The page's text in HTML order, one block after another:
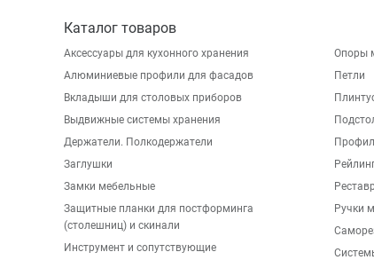
Каталог товаров
Аксессуары для кухонного хранения
Алюминиевые профили для фасадов
Вкладыши для столовых приборов
Выдвижные системы хранения
Держатели. Полкодержатели
Заглушки
Замки мебельные
Защитные планки для постформинга
(столешниц) и скинали
Инструмент и сопутствующие
Опоры
Петли
Ручки